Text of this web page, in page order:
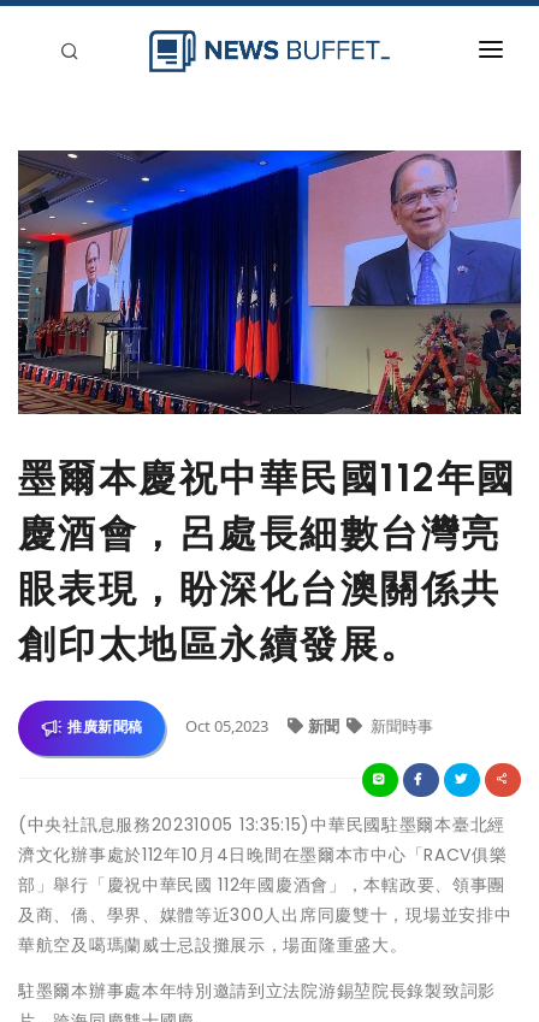
新聞稿分類
登入
刊登
墨爾本慶祝中華民國112年國
慶酒會，呂處長細數台灣亮
眼表現，盼深化台澳關係共
創印太地區永續發展。
推廣新聞稿 Oct 05,2023 新聞 新聞時事
(中央社訊息服務20231005 13:35:15)中華民國駐墨爾本臺北經
濟文化辦事處於112年10月4日晚間在墨爾本市中心「RACV俱樂
部」舉行「慶祝中華民國 112年國慶酒會」，本轄政要、領事團
及商、僑、學界、媒體等近300人出席同慶雙十，現場並安排中
華航空及噶瑪蘭威士忌設攤展示，場面隆重盛大。
駐墨爾本辦事處本年特別邀請到立法院游錫堃院長錄製致詞影